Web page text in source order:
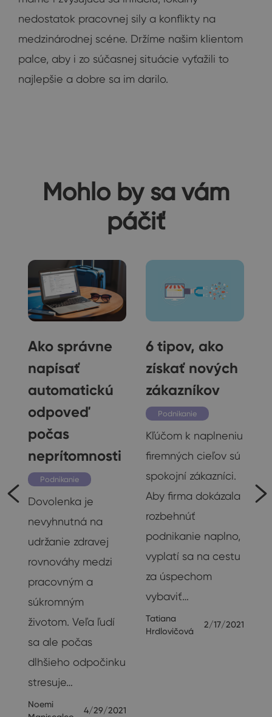
nedostatok pracovnej sily a konflikty na
medzinárodnej scéne. Držíme našim klientom
palce, aby i zo súčasnej situácie vyťažili to
najlepšie a dobre sa im darilo.
Mohlo by sa vám
páčiť
Ako správne
napísať
automatickú
odpoveď
počas
neprítomnosti
Podnikanie
Dovolenka je
nevyhnutná na
udržanie zdravej
rovnováhy medzi
pracovným a
súkromným
životom. Veľa ľudí
sa ale počas
dlhšieho odpočinku
stresuje…
Noemi
4/29/2021
6 tipov, ako
získať nových
zákazníkov
Podnikanie
Kľúčom k naplneniu
firemných cieľov sú
spokojní zákazníci.
Aby firma dokázala
rozbehnúť
podnikanie naplno,
vyplatí sa na cestu
za úspechom
vybaviť…
Tatiana
Hrdlovičová
2/17/2021